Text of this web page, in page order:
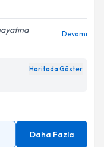
Devamı
Haritada Göster
Daha Fazla